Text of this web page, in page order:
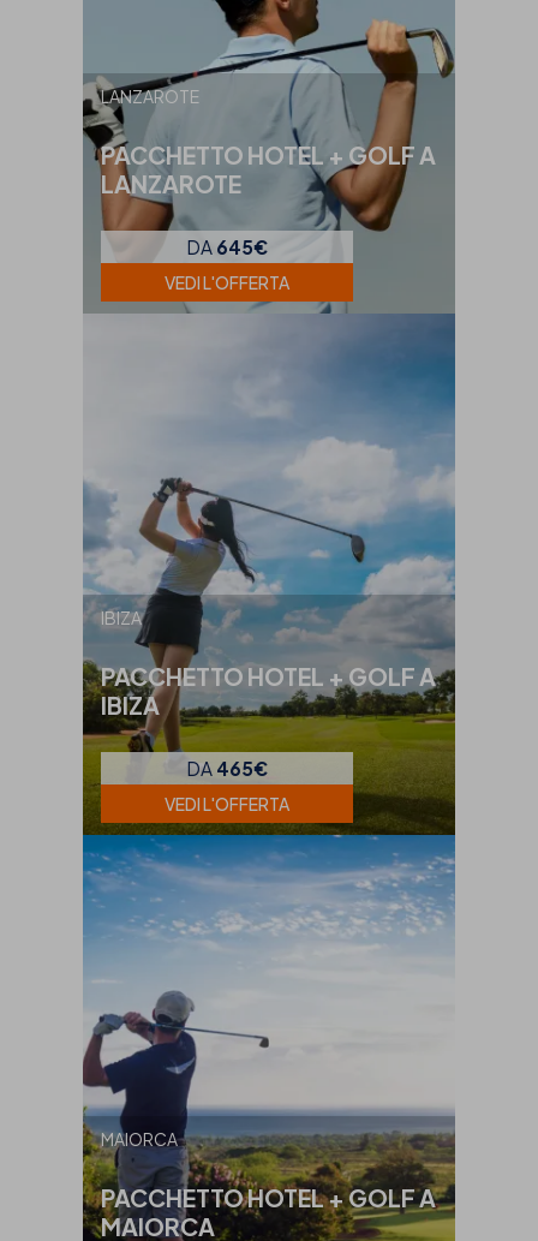
LANZAROTE
PACCHETTO HOTEL + GOLF A
LANZAROTE
DA 645€
VEDI L'OFFERTA
IBIZA
PACCHETTO HOTEL + GOLF A
IBIZA
DA 465€
VEDI L'OFFERTA
MAIORCA
PACCHETTO HOTEL + GOLF A
MAIORCA